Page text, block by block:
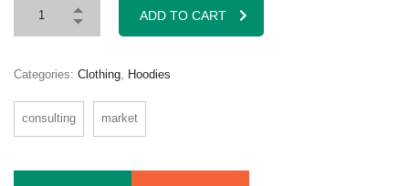
ADD TO CART
Categories: Clothing Hoodies
consulting market